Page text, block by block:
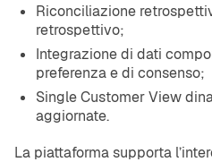
Riconciliazione
retrospettivo;
Integrazione di dati
preferenza e di consenso;
Single Customer View
aggiornate.
La piattaforma supporta